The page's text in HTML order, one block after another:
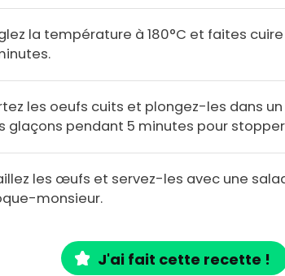
la température à 180°C et faites
les oeufs cuits et plongez-les dans un
glaçons pendant 5 minutes pour
les œufs et servez-les avec une
monsieur.
J'ai fait cette recette !